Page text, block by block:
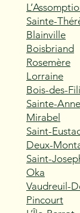
Sainte-
Blainville
Boisbriand
Rosemère
Lorraine
Bois-des-
Sainte-
Mirabel
Saint-
Deux-
Saint-
Oka
Vaudreuil-
Pincourt